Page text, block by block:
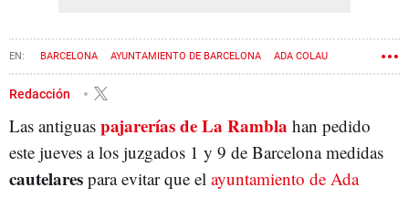
BARCELONA AYUNTAMIENTO DE BARCELONA ADA COLAU
LAS RAMBLAS
Redacción
Las antiguas pajarerías de La Rambla han pedido
este jueves a los juzgados 1 y 9 de Barcelona medidas
cautelares para evitar que el ayuntamiento de Ada